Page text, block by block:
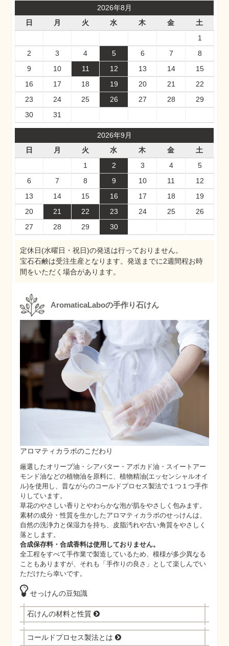
2026年8月
日
月 火 水 木 金
土
1
2
3 4 5 6 7
8
9
10 11 12 13 14
15
16
17 18 19 20 21
22
23
24 25 26 27 28
29
30
31
2026年9月
日
月 火 水 木 金
土
1
2 3 4
5
6
7 8 9 10 11
12
13
14 15 16 17 18
19
20
21 22 23 24 25
26
27
28 29 30
定休日(水曜日・祝日)の発送は行っておりません。
宝石石鹸は受注生産となります。発送までに2週間程お時
間をいただく場合があります。
AromaticaLaboの手作り石けん
アロマティカラボのこだわり
厳選したオリーブ油・シアバター・アボカド油・スイートアー
モンド油などの植物油を原料に、植物精油(エッセンシャルオイ
ル)を使用し、昔ながらのコールドプロセス製法で１つ１つ手作
りしています。
草花のやさしい香りとやわらかな泡が肌をやさしく包みます。
素材の成分・性質を生かしたアロマティカラボのせっけんは、
自然の洗浄力と保湿力を持ち、皮脂汚れや古い角質をやさしく
落とします。
合成保存料・合成香料は使用しておりません。
全工程をすべて手作業で製造しているため、模様が多少異なる
こともありますが、それも「手作りの良さ」として楽しんでい
ただけたら幸いです。
せっけんの豆知識
石けんの材料と性質
コールドプロセス製法とは